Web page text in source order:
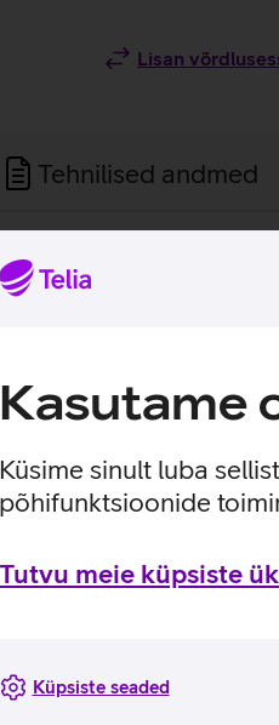
Kasutame
Küsime sinult luba
põhifunktsioonide
Tutvu meie küpsiste
Küpsiste seaded
Lisan
Tehnilised andmed
seinakinnitus
mis sobib 32’’-65’’
paigalduslahendust ning
allatõmmatavad
seinakinnitusele
Multibrackets MB6565